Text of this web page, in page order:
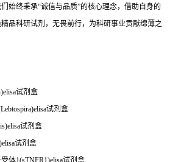
始终秉承“诚信与品质”的核心理念，借助自身的
品科研试剂，无畏前行，为科研事业贡献绵薄之
试剂盒
试剂盒
试剂盒
试剂盒
体1(sTNFR1)elisa试剂盒